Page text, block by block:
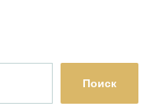
Поиск